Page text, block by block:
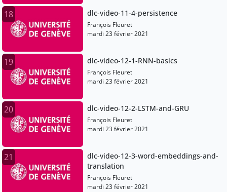
18 dlc-video-11-4-persistence
François Fleuret
mardi 23 février 2021
19 dlc-video-12-1-RNN-basics
François Fleuret
mardi 23 février 2021
20 dlc-video-12-2-LSTM-and-GRU
François Fleuret
mardi 23 février 2021
21
dlc-video-12-3-word-embeddings-and-
translation
François Fleuret
mardi 23 février 2021